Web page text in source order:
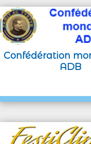
Confédération
ADB